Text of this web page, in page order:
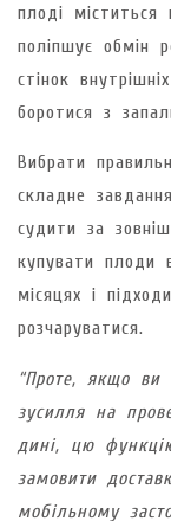
плоді міститься
поліпшує обмін
стінок
боротися з
Вибрати
складне
судити за
купувати плоди
місяцях і
розчаруватися.
“Проте, якщо ви
зусилля на
дині, цю
замовити
мобільному